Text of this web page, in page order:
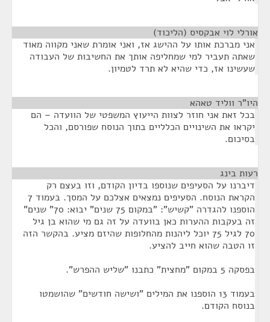
אורלי לוי אבקסיס (הליכוד)
אני מברכת אותו על ההישג אז, ואני אומרת שאני מקווה מאוד
שאתה תעביר למי שמחליפה אותך את החשיבות של העבודה
שעשינו אז, כדי שהיא לא תרד לטמיון.
היו"ר ווליד טאהא
בכל זאת אני חוזר לצוות הייעוץ המשפטי של הוועדה – הם
יקראו את השינויים הכלליים בתוך הנוסח שפורסם, והכל
בסיכום.
רעות בינג
דיברנו על הסעיפים שנוספו בדיון הקודם, וזו בעצם רק
הקראת הנוסח. הסעיפים נמצאים אצלכם על המסך. בעמוד 7
הוספנו להגדרה "קשיש": "במקום 75 שנים” יבוא: 70” שנים"
זה בעקבות ההערות כאן בוועדה על זה גם מי שהוא בן גיל
70 לגיל 75 יוכל ליהנות מהחלופות שהיזם מציע. בהקשר הזה
זו הטבה שהוא חייב להציע.
בפסקה 5 במקום "מחצית" כתבנו "שליש ההפרש”.
בעמוד 13 הוספנו את המילים "ושישה חודשים" שהושמטו
בנוסח הקודם.